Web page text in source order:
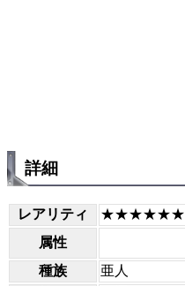
詳細
レアリティ
★★★★★★
属性
種族
亜人